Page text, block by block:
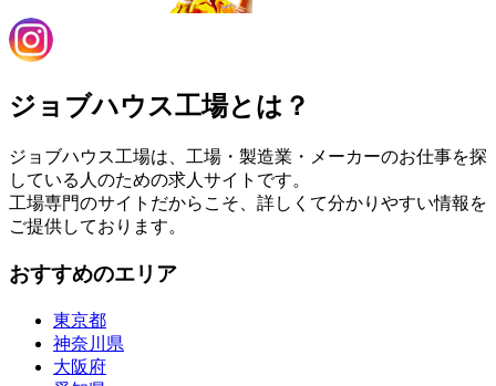
ジョブハウス工場とは？
ジョブハウス工場は、工場・製造業・メーカーのお仕事を探
している人のための求人サイトです。
工場専門のサイトだからこそ、詳しくて分かりやすい情報を
ご提供しております。
おすすめのエリア
東京都
神奈川県
大阪府